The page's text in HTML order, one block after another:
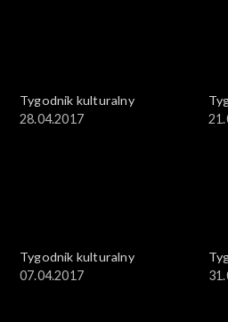
Tygodnik kulturalny
28.04.2017
Tygodnik kulturalny
07.04.2017